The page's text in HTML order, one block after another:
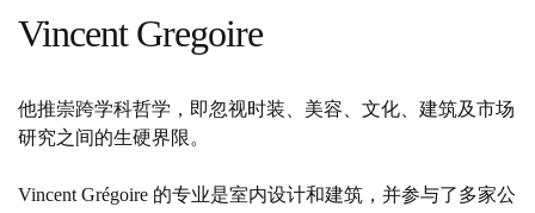
Vincent Gregoire
他推崇跨学科哲学，即忽视时装、美容、文化、建筑及市场
研究之间的生硬界限。
Vincent Grégoire 的专业是室内设计和建筑，并参与了多家公